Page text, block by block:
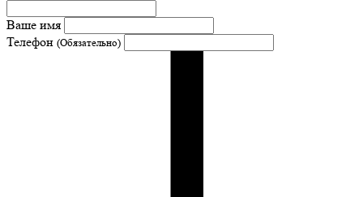
Ваше имя
Телефон (Обязательно)